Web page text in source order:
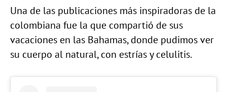
Una de las publicaciones más inspiradoras de la
colombiana fue la que compartió de sus
vacaciones en las Bahamas, donde pudimos ver
su cuerpo al natural, con estrías y celulitis.